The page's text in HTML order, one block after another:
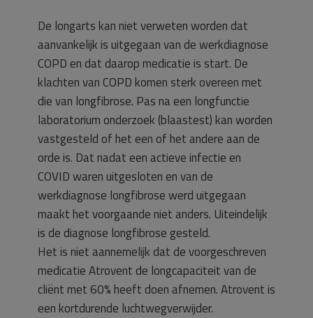
De longarts kan niet verweten worden dat
aanvankelijk is uitgegaan van de werkdiagnose
COPD en dat daarop medicatie is start. De
klachten van COPD komen sterk overeen met
die van longfibrose. Pas na een longfunctie
laboratorium onderzoek (blaastest) kan worden
vastgesteld of het een of het andere aan de
orde is. Dat nadat een actieve infectie en
COVID waren uitgesloten en van de
werkdiagnose longfibrose werd uitgegaan
maakt het voorgaande niet anders. Uiteindelijk
is de diagnose longfibrose gesteld.
Het is niet aannemelijk dat de voorgeschreven
medicatie Atrovent de longcapaciteit van de
cliënt met 60% heeft doen afnemen. Atrovent is
een kortdurende luchtwegverwijder.